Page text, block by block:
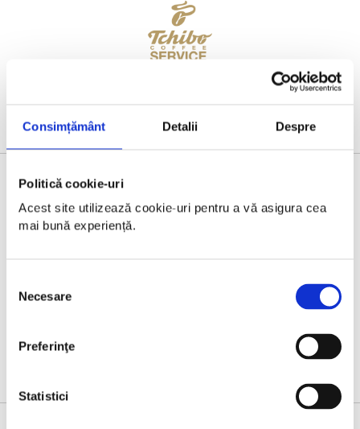
Consimțământ Detalii Despre
Politică cookie-uri
Acest site utilizează cookie-uri pentru a vă asigura cea
mai bună experiență.
consimțământului
Necesare
Preferinţe
Statistici
BRONZE PARTNER